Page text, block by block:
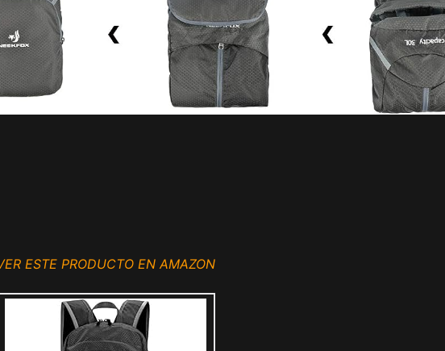
ESTE PRODUCTO EN AMAZON